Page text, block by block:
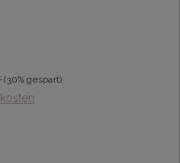
(30% gespart)